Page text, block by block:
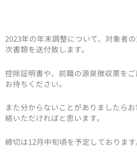
2023年の年末調整について、対象者
次書類を送付致します。
控除証明書や、前職の源泉徴収票を
お待ちください。
また分からないことがありましたら
絡いただければと思います。
締切は12月中旬頃を予定しております